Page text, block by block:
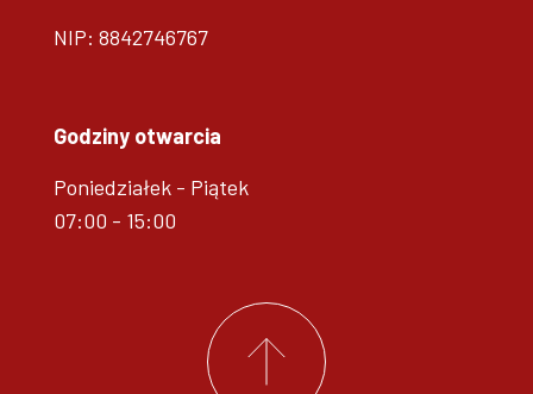
NIP: 8842746767
Godziny otwarcia
Poniedziałek - Piątek
07:00 - 15:00